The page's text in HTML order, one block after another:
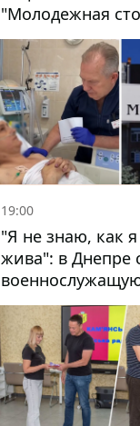
"Молодежная
Украины – 2026"
19:00
"Я не знаю, как я
жива": в Днепре
четверых
ранил КАБ